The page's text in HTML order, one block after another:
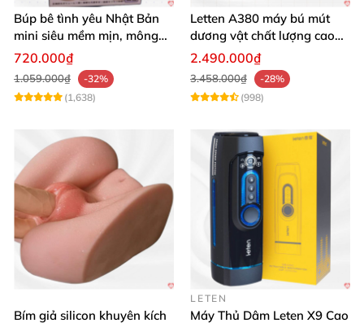
Búp bê tình yêu Nhật Bản
mini siêu mềm mịn, mông
tròn quyến rũ
720.000₫
1.059.000₫
-32%
(1,638)
Letten A380 máy bú mút
dương vật chất lượng cao
giá tốt
2.490.000₫
3.458.000₫
-28%
(998)
Bím giả silicon khuyên kích
LETEN
Máy Thủ Dâm Leten X9 Cao